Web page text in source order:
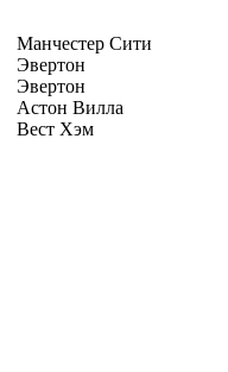
Манчестер Сити
Эвертон
Эвертон
Астон Вилла
Вест Хэм